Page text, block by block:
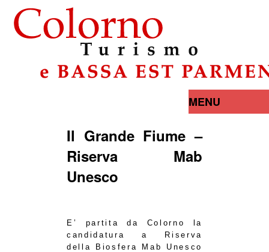
MENU
Il Grande Fiume –
Riserva Mab
Unesco
E’ partita da Colorno la
candidatura a Riserva
della Biosfera Mab Unesco